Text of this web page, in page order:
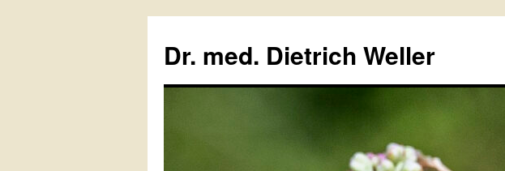
springen
Dr. med. Dietrich Weller